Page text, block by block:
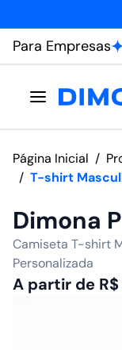
Para Empresas
Página Inicial /
/ T-shirt
Dimona
Camiseta T-shirt
Personalizada
A partir de R$